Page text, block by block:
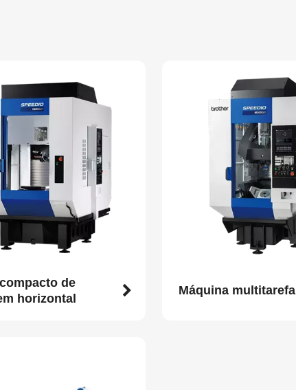
de
horizontal
Máquina multitarefa